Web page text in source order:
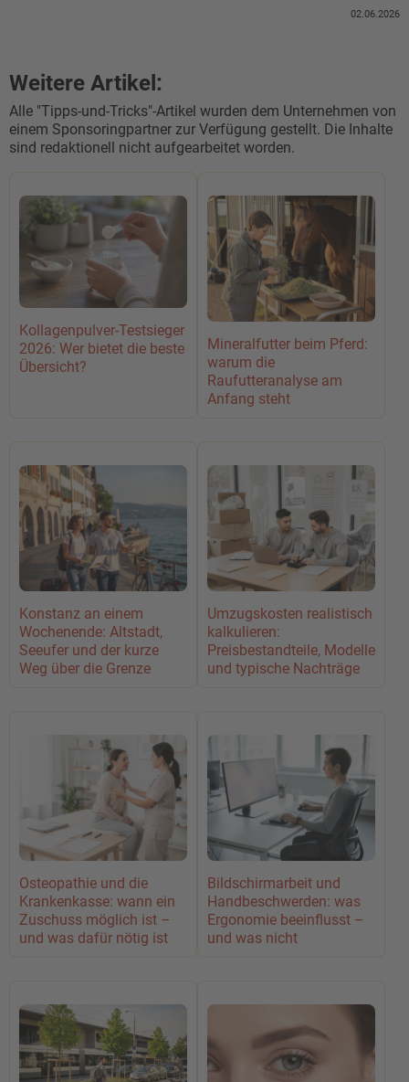
02.06.2026
Weitere Artikel:
Alle "Tipps-und-Tricks"-Artikel wurden dem Unternehmen von
einem Sponsoringpartner zur Verfügung gestellt. Die Inhalte
sind redaktionell nicht aufgearbeitet worden.
Kollagenpulver-Testsieger
2026: Wer bietet die beste
Übersicht?
Mineralfutter beim Pferd:
warum die
Raufutteranalyse am
Anfang steht
Konstanz an einem
Wochenende: Altstadt,
Seeufer und der kurze
Weg über die Grenze
Umzugskosten realistisch
kalkulieren:
Preisbestandteile, Modelle
und typische Nachträge
Osteopathie und die
Krankenkasse: wann ein
Zuschuss möglich ist –
und was dafür nötig ist
Bildschirmarbeit und
Handbeschwerden: was
Ergonomie beeinflusst –
und was nicht